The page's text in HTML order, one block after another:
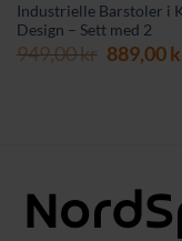
Industrielle Barstoler i
Design – Sett med 2
949,00kr 889,00